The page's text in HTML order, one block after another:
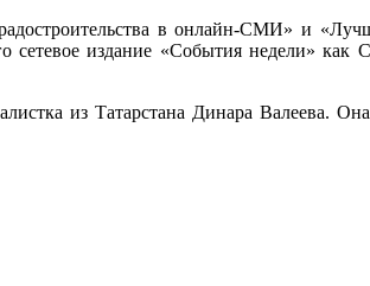
в онлайн-СМИ» и
сетевое издание «События недели»
из Татарстана Динара Валеева.